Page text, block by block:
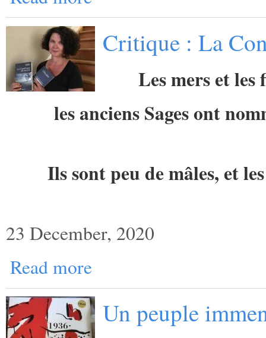
Critique : La
Les mers et
les anciens Sages ont
Ils sont peu de mâles, et
23 December, 2020
Read more
Un peuple